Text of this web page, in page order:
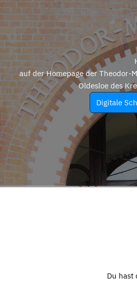
auf der Homepage der Theodor-
Oldesloe des
Digitale
Du hast